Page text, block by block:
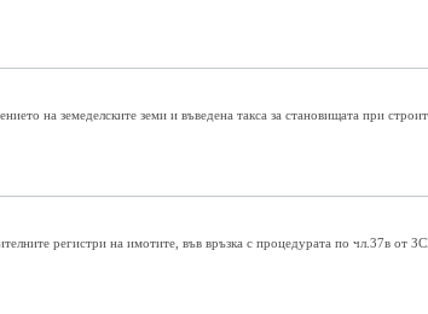
на земеделските земи и въведена такса за становищата при
регистри на имотите, във връзка с процедурата по чл.37в от